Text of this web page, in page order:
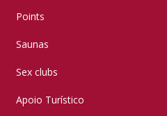
Points
Saunas
Sex clubs
Apoio Turístico